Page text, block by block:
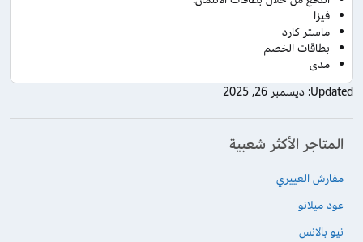
فيزا
ماستر كارد
بطاقات الخصم
مدى
Updated: ديسمبر 26, 2025
المتاجر الأكثر شعبية
مفارش العييري
عود ميلانو
نيو بالانس